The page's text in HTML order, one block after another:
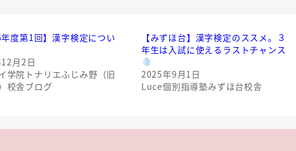
年度第1回】漢字検定につい
月2日
学院トナリエふじみ野（旧
校舎ブログ
【みずほ台】漢字検定のススメ。３
年生は入試に使えるラストチャンス
2025年9月1日
Luce個別指導塾みずほ台校舎